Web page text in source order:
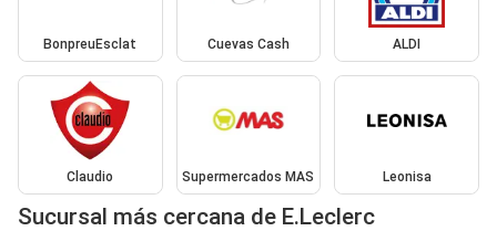
BonpreuEsclat Cuevas Cash ALDI
Claudio Supermercados MAS Leonisa
Sucursal más cercana de E.Leclerc